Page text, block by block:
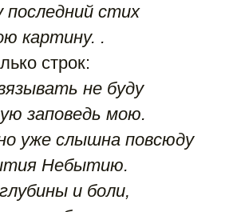
последний стих
картину. .
строк:
не буду
заповедь мою.
уже слышна повсюду
Небытию.
и боли,